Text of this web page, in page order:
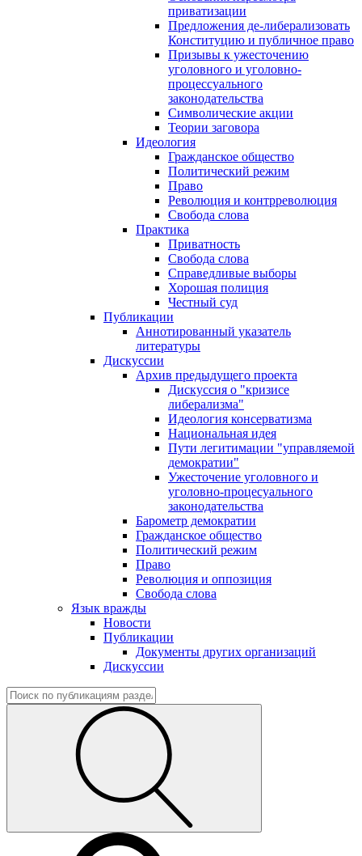
приватизации
Предложения де-либерализовать
Конституцию и публичное право
Призывы к ужесточению
уголовного и уголовно-
процессуального
законодательства
Символические акции
Теории заговора
Идеология
Гражданское общество
Политический режим
Право
Революция и контрреволюция
Свобода слова
Практика
Приватность
Свобода слова
Справедливые выборы
Хорошая полиция
Честный суд
Публикации
Аннотированный указатель
литературы
Дискуссии
Архив предыдущего проекта
Дискуссия о "кризисе
либерализма"
Идеология консерватизма
Национальная идея
Пути легитимации "управляемой
демократии"
Ужесточение уголовного и
уголовно-процесуального
законодательства
Барометр демократии
Гражданское общество
Политический режим
Право
Революция и оппозиция
Свобода слова
Язык вражды
Новости
Публикации
Документы других организаций
Дискуссии